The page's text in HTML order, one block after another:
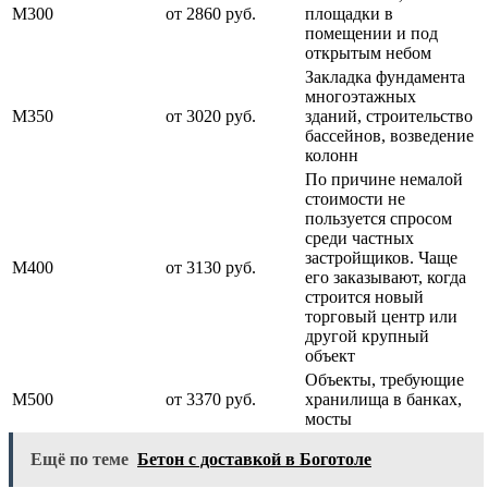
М300 от 2860 руб.
площадки в
помещении и под
открытым небом
М350 от 3020 руб.
Закладка фундамента
многоэтажных
зданий, строительство
бассейнов, возведение
колонн
М400 от 3130 руб.
По причине немалой
стоимости не
пользуется спросом
среди частных
застройщиков. Чаще
его заказывают, когда
строится новый
торговый центр или
другой крупный
объект
М500 от 3370 руб.
Объекты, требующие
хранилища в банках,
мосты
Ещё по теме Бетон с доставкой в Боготоле